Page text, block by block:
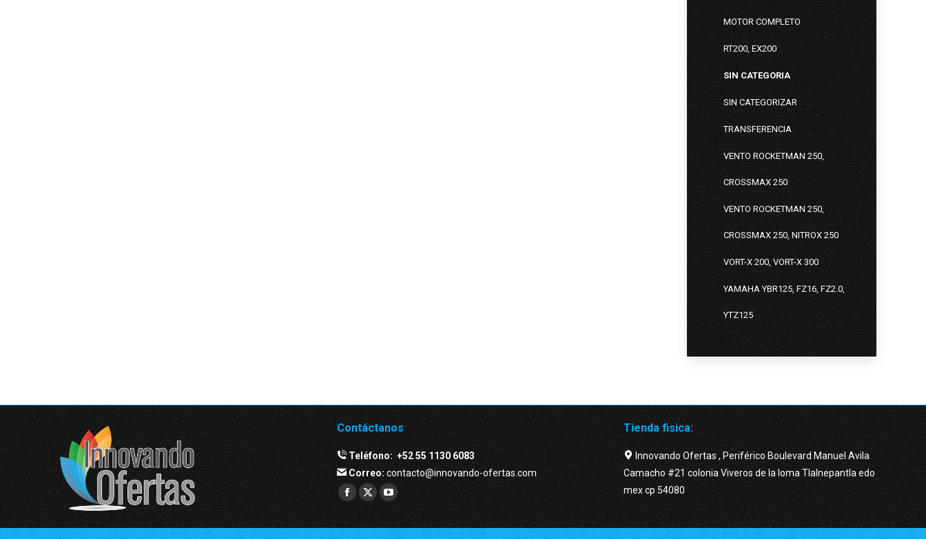
MOTOR COMPLETO
RT200, EX200
SIN CATEGORIA
SIN CATEGORIZAR
TRANSFERENCIA
VENTO ROCKETMAN 250,
CROSSMAX 250
VENTO ROCKETMAN 250,
CROSSMAX 250, NITROX 250
VORT-X 200, VORT-X 300
YAMAHA YBR125, FZ16, FZ2.0,
YTZ125
Contáctanos
Teléfono:+52 55 1130 6083
Correo:contacto@innovando-ofertas.com
Facebook
page
Twitter
page
YouTube
page
Tienda fisica:
Innovando Ofertas , Periférico Boulevard Manuel Avila
Camacho #21 colonia Viveros de la loma Tlalnepantla edo
mex cp 54080